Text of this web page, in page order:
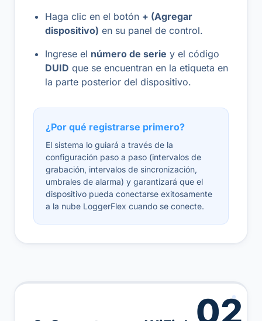
Haga clic en el botón + (Agregar
dispositivo) en su panel de control.
Ingrese el número de serie y el código
DUID que se encuentran en la etiqueta en
la parte posterior del dispositivo.
¿Por qué registrarse primero?
El sistema lo guiará a través de la
configuración paso a paso (intervalos de
grabación, intervalos de sincronización,
umbrales de alarma) y garantizará que el
dispositivo pueda conectarse exitosamente
a la nube LoggerFlex cuando se conecte.
02